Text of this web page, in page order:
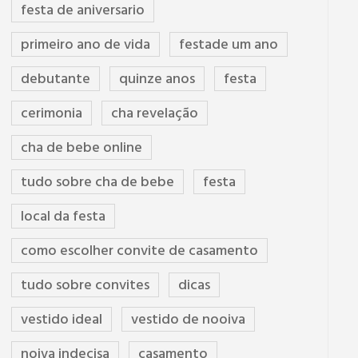
festa de aniversario
primeiro ano de vida
festade um ano
debutante
quinze anos
festa
cerimonia
cha revelação
cha de bebe online
tudo sobre cha de bebe
festa
local da festa
como escolher convite de casamento
tudo sobre convites
dicas
vestido ideal
vestido de nooiva